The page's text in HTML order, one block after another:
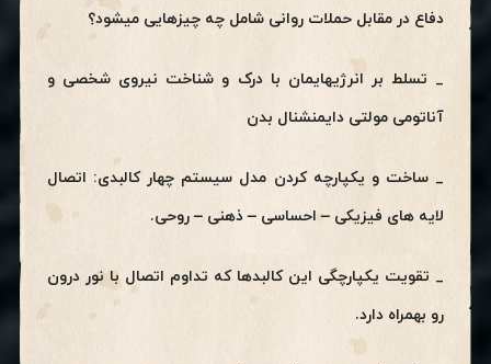
دفاع در مقابل حملات روانی شامل چه چیزهایی میشود؟
_ تسلط بر انرژیهایمان با درک و شناخت نیروی شخصی و
آناتومی مولتی دایمنشنال بدن
_ ساخت و یکپارچه کردن مدل سیستم چهار کالبدی: اتصال
لایه های فیزیکی – احساسی – ذهنی – روحی.
_ تقویت یکپارچگی این کالبدها که تداوم اتصال با نور درون
رو بهمراه دارد.